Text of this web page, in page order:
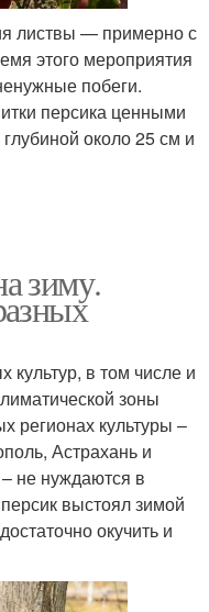
листвы — примерно с
этого мероприятия
побеги.
персика ценными
около 25 см и
зиму.
культур, в том числе и
зоны
регионах культуры –
Астрахань и
не нуждаются в
выстоял зимой
окучить и